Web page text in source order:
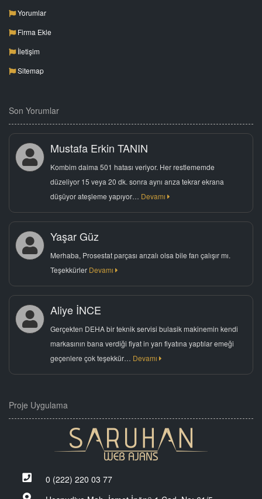
Yorumlar
Firma Ekle
İletişim
Sitemap
Son Yorumlar
Mustafa Erkin TANIN
Kombim daima 501 hatası veriyor. Her restlememde
düzeliyor 15 veya 20 dk. sonra aynı arıza tekrar ekrana
düşüyor ateşleme yapıyor… Devamı
Yaşar Güz
Merhaba, Prosestat parçası arızalı olsa bile fan çalışır mı.
Teşekkürler Devamı
Aliye İNCE
Gerçekten DEHA bir teknik servisi bulasik makinemin kendi
markasının bana verdiği fiyat in yarı fiyatına yaptılar emeği
geçenlere çok teşekkür… Devamı
Proje Uygulama
0 (222) 220 03 77